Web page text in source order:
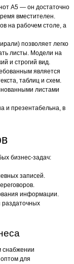
А5 — он достаточно
вместителен.
на рабочем столе, а
позволяет легко
листы. Модели на
и строгий вид.
является
таблиц и схем.
листами
и презентабельна, в
бизнес-задач:
записей.
информации.
раздаточных
снабжении
для